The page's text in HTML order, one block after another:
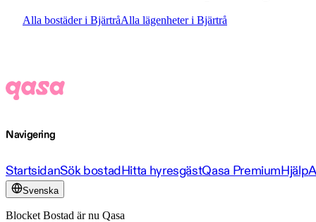
Alla bostäder i BjärtråAlla lägenheter i Bjärtrå
Navigering
StartsidanSök bostadHitta hyresgästQasa PremiumHjälp
Svenska
Blocket Bostad är nu Qasa